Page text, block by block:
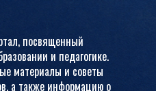
посвященный
и педагогике.
материалы и советы
а также информацию о